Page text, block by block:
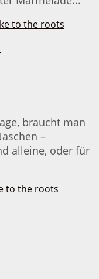
braucht man
–
alleine, oder für